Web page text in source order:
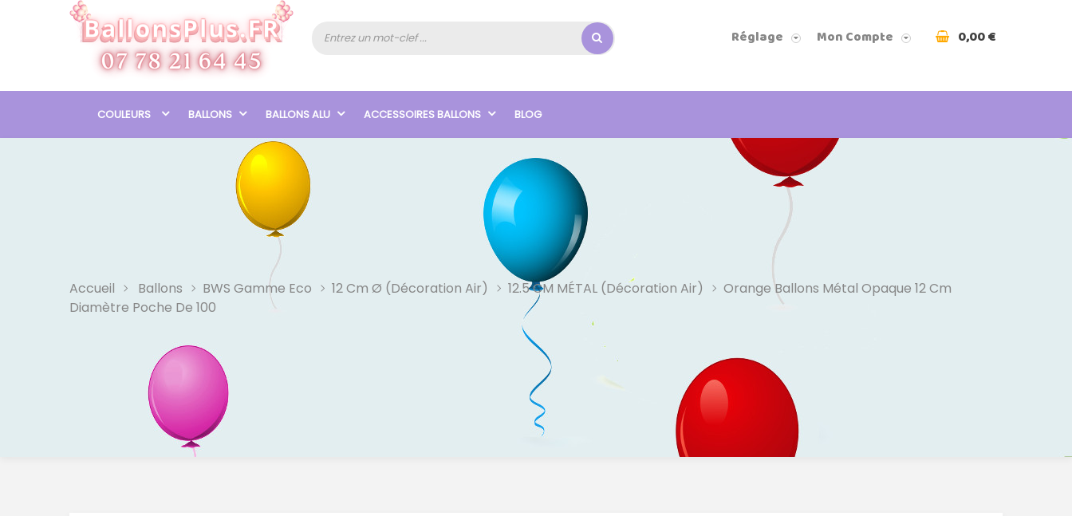
Réglage Mon Compte 0,00 €
COULEURS BALLONS BALLONS ALU ACCESSOIRES BALLONS BLOG
Accueil Ballons BWS Gamme Eco 12 Cm Ø (Décoration Air) 12.5 CM MÉTAL (décoration Air)
Orange Ballons Métal Opaque 12 Cm
Diamètre Poche De 100